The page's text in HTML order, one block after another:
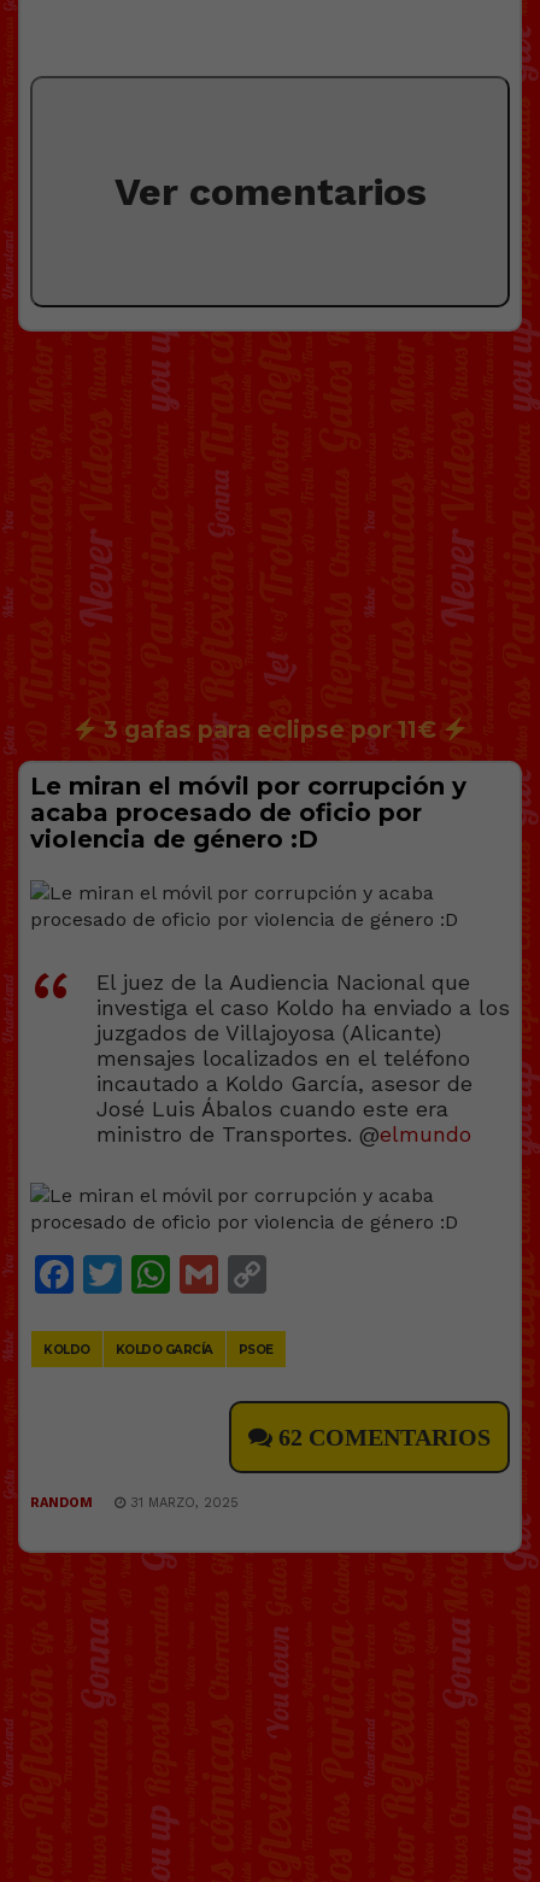
Ver comentarios
3 gafas para eclipse por 11€
Le miran el móvil por corrupción y
acaba procesado de oficio por
vioIencia de género :D
El juez de la Audiencia Nacional que
investiga el caso Koldo ha enviado a los
juzgados de Villajoyosa (Alicante)
mensajes localizados en el teléfono
incautado a Koldo García, asesor de
José Luis Ábalos cuando este era
ministro de Transportes. @elmundo
Facebook
Twitter
WhatsApp
Gmail
KOLDO KOLDO GARCÍA PSOE
62 COMENTARIOS
RANDOM 31 MARZO, 2025